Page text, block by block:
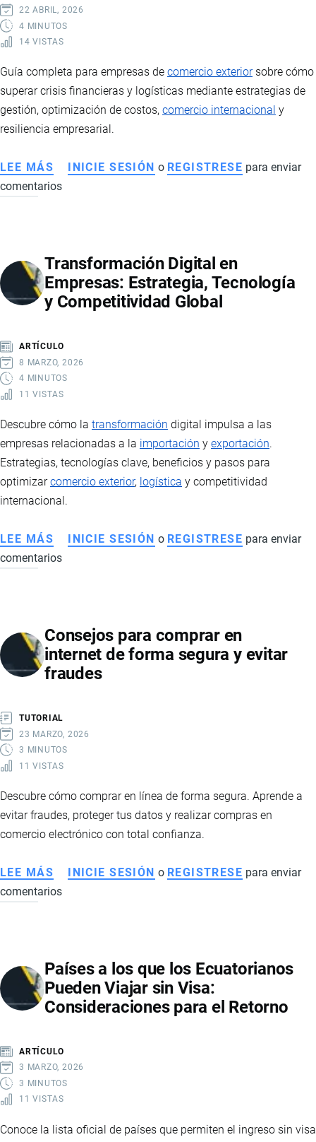
LA
VIOLENCIA
NARCOTRÁFICO
TRANSNACIONAL
22 ABRIL, 2026
4 MINUTOS
14 VISTAS
Guía completa para empresas de comercio exteriorsobre cómo
superar crisis financieras y logísticas mediante estrategias de
gestión, optimización de costos, comercio internacional y
resiliencia empresarial.
LEE MÁS SOBRE
ESTRATEGIAS
EN
EMPRESAS
DE
EXPORTACIÓN
INICIE SESIÓN o REGISTRESE para enviar
comentarios
Transformación Digital en
Empresas: Estrategia, Tecnología
y Competitividad Global
ARTÍCULO
8 MARZO, 2026
4 MINUTOS
11 VISTAS
Descubre cómo la transformación digital impulsa a las
empresas relacionadas a la importación y exportación.
Estrategias, tecnologías clave, beneficios y pasos para
optimizarcomercio exterior, logística y competitividad
internacional.
LEE MÁS SOBRE
TRANSFORMACIÓN
ESTRATEGIA,
TECNOLOGÍA
Y
INICIE SESIÓN o REGISTRESE para enviar
comentarios
Consejos para comprar en
internet de forma segura y evitar
fraudes
TUTORIAL
23 MARZO, 2026
3 MINUTOS
11 VISTAS
Descubre cómo comprar en línea de forma segura. Aprende a
evitar fraudes, proteger tus datos y realizar compras en
comercio electrónico con total confianza.
LEE MÁS SOBRE
CONSEJOS
INTERNET
DE
FORMA
EVITAR
FRAUDES
INICIE SESIÓN o REGISTRESE para enviar
comentarios
Países a los que los Ecuatorianos
Pueden Viajar sin Visa:
Consideraciones para el Retorno
ARTÍCULO
3 MARZO, 2026
3 MINUTOS
11 VISTAS
Conoce la lista oficial de países que permiten el ingreso sin visa